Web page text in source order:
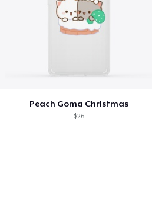
Peach Goma Christmas
$26